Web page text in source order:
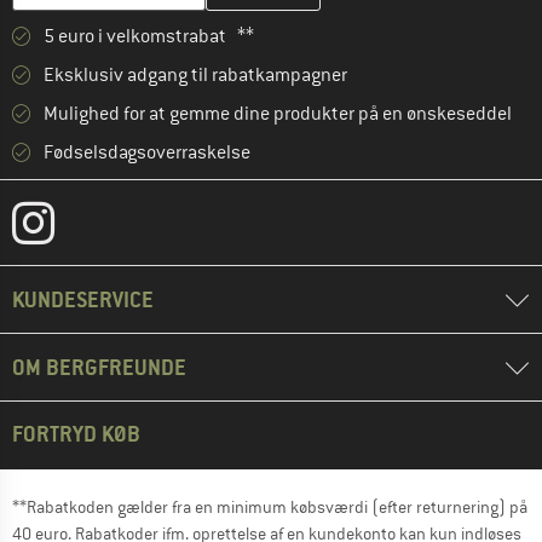
5 euro i velkomstrabat **
Eksklusiv adgang til rabatkampagner
Mulighed for at gemme dine produkter på en ønskeseddel
Fødselsdagsoverraskelse
KUNDESERVICE
OM BERGFREUNDE
FORTRYD KØB
**Rabatkoden gælder fra en minimum købsværdi (efter returnering) på
40 euro. Rabatkoder ifm. oprettelse af en kundekonto kan kun indløses